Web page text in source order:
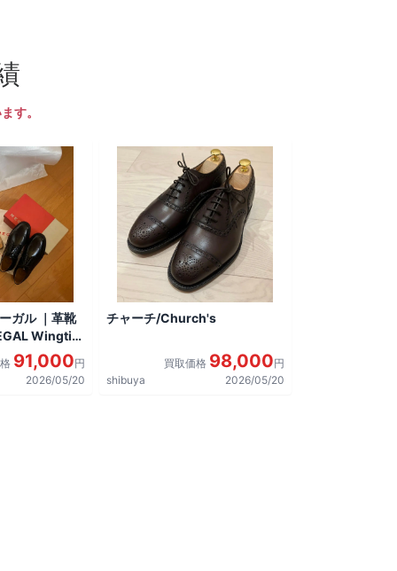
す。
ガル ｜革靴
Wingtip
した。
91,000円
2026/05/20
チャーチ/Church's
買取価格 98,000円
shibuya
2026/05/20